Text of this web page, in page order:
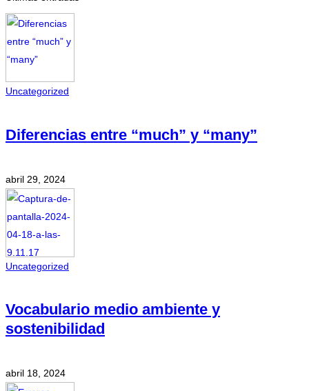
Uncategorized
Diferencias entre “much” y “many”
abril 29, 2024
Uncategorized
Vocabulario medio ambiente y
sostenibilidad
abril 18, 2024